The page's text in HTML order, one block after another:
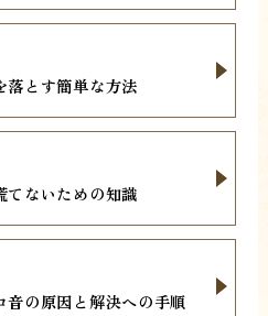
落とす簡単な方法
てないための知識
の原因と解決への手順